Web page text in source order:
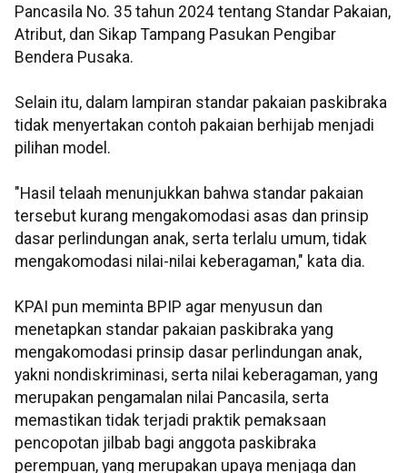
Pancasila No. 35 tahun 2024 tentang Standar Pakaian,
Atribut, dan Sikap Tampang Pasukan Pengibar
Bendera Pusaka.
Selain itu, dalam lampiran standar pakaian paskibraka
tidak menyertakan contoh pakaian berhijab menjadi
pilihan model.
"Hasil telaah menunjukkan bahwa standar pakaian
tersebut kurang mengakomodasi asas dan prinsip
dasar perlindungan anak, serta terlalu umum, tidak
mengakomodasi nilai-nilai keberagaman," kata dia.
KPAI pun meminta BPIP agar menyusun dan
menetapkan standar pakaian paskibraka yang
mengakomodasi prinsip dasar perlindungan anak,
yakni nondiskriminasi, serta nilai keberagaman, yang
merupakan pengamalan nilai Pancasila, serta
memastikan tidak terjadi praktik pemaksaan
pencopotan jilbab bagi anggota paskibraka
perempuan, yang merupakan upaya menjaga dan